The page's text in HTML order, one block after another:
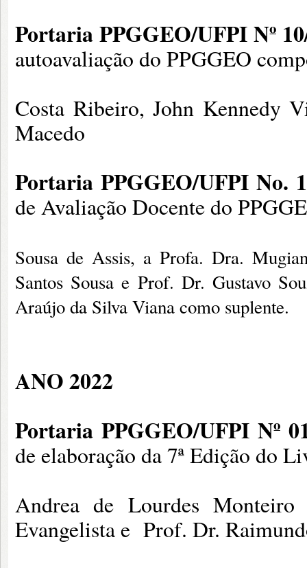
Portaria PPGGEO/UFPI Nº
autoavaliação do PPGGEO
Costa Ribeiro, John Kennedy
Macedo
Portaria PPGGEO/UFPI No.
de Avaliação Docente do
Sousa de Assis, a Profa. Dra.
Santos Sousa e Prof. Dr. Gustavo
Araújo da Silva Viana como suplente.
ANO 2022
Portaria PPGGEO/UFPI Nº
de elaboração da 7ª Edição do
Andrea de Lourdes
Evangelista e Prof. Dr.